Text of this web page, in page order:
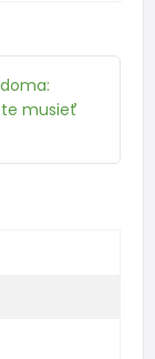
musieť